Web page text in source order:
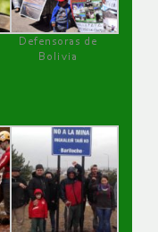
Defensoras de
Bolivia